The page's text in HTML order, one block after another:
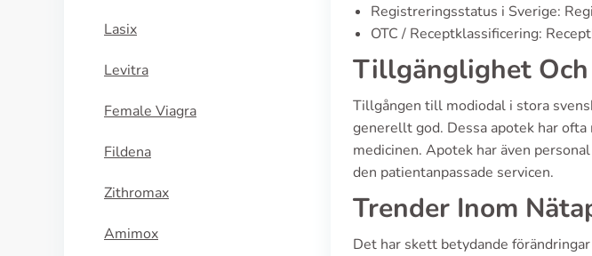
Lasix
Levitra
Female Viagra
Fildena
Zithromax
Amimox
Registreringsstatus i Sverige:
OTC / Receptklassificering:
Tillgänglighet
Tillgången till modiodal i stora
generellt god. Dessa apotek har
medicinen. Apotek har även
den patientanpassade servicen.
Trender Inom
Det har skett betydande